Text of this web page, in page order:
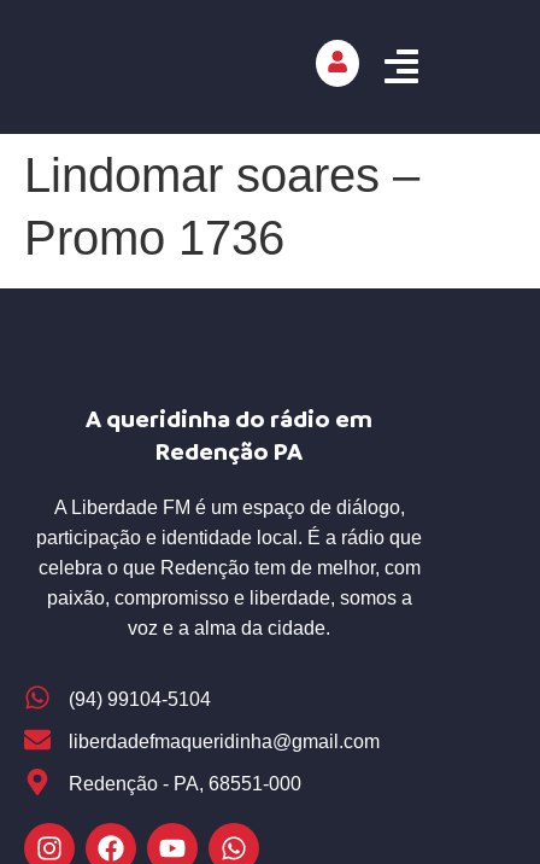
Lindomar soares –
Promo 1736
A queridinha do rádio em
Redenção PA
A Liberdade FM é um espaço de diálogo,
participação e identidade local. É a rádio que
celebra o que Redenção tem de melhor, com
paixão, compromisso e liberdade, somos a
voz e a alma da cidade.
(94) 99104-5104
liberdadefmaqueridinha@gmail.com
Redenção - PA, 68551-000